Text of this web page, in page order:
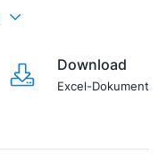
Download
Excel-Dokument